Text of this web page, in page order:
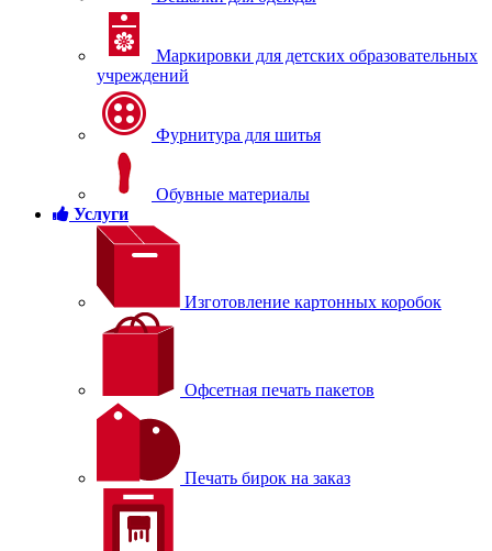
Маркировки для детских образовательных
учреждений
Фурнитура для шитья
Обувные материалы
Услуги
Изготовление картонных коробок
Офсетная печать пакетов
Печать бирок на заказ